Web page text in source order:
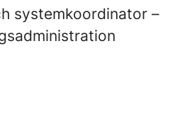
systemkoordinator –